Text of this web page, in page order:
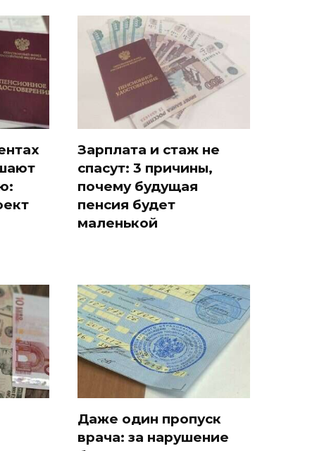
Зарплата и стаж не
спасут: 3 причины,
почему будущая
пенсия будет
маленькой
Даже один пропуск
врача: за нарушение